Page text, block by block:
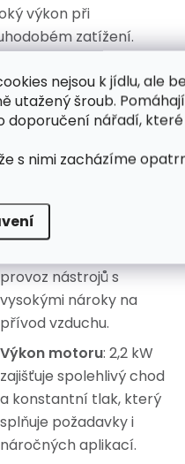
nejsou k jídlu, ale
utažený šroub.
doporučení nářadí,
s nimi zacházíme
výkon při
zatížení.
Dvoupístový systém:
Poskytuje vyšší výkon a
intenzivní používání.
Průtok vzduchu
provoz nástrojů s
vysokými nároky na
přívod vzduchu.
Výkon motoru: 2,2 kW
zajišťuje spolehlivý chod
a konstantní tlak, který
splňuje požadavky i
náročných aplikací.